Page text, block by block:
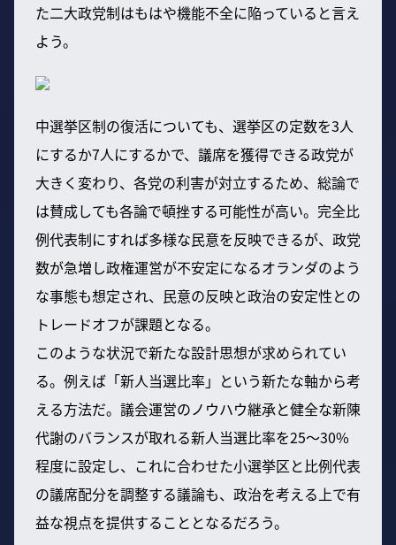
た二大政党制はもはや機能不全に陥っていると言え
よう。
中選挙区制の復活についても、選挙区の定数を3人
にするか7人にするかで、議席を獲得できる政党が
大きく変わり、各党の利害が対立するため、総論で
は賛成しても各論で頓挫する可能性が高い。完全比
例代表制にすれば多様な民意を反映できるが、政党
数が急増し政権運営が不安定になるオランダのよう
な事態も想定され、民意の反映と政治の安定性との
トレードオフが課題となる。
このような状況で新たな設計思想が求められてい
る。例えば「新人当選比率」という新たな軸から考
える方法だ。議会運営のノウハウ継承と健全な新陳
代謝のバランスが取れる新人当選比率を25～30%
程度に設定し、これに合わせた小選挙区と比例代表
の議席配分を調整する議論も、政治を考える上で有
益な視点を提供することとなるだろう。